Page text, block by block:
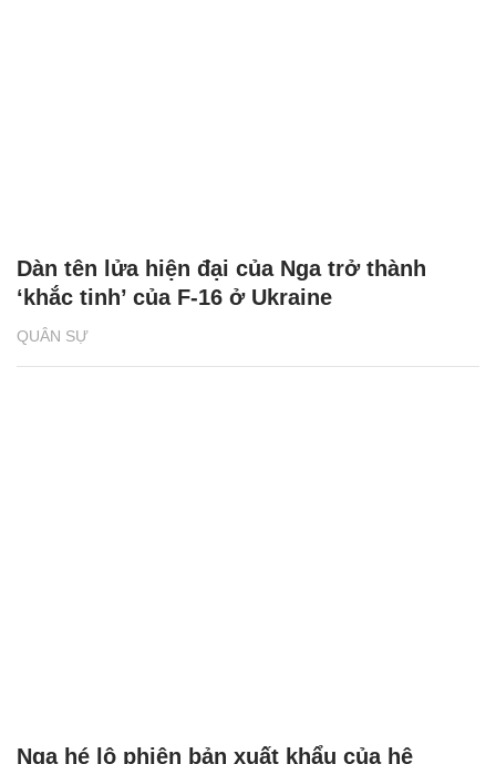
QUÂN SỰ
Dàn tên lửa hiện đại của Nga trở thành
‘khắc tinh’ của F-16 ở Ukraine
Nga hé lộ phiên bản xuất khẩu của hệ